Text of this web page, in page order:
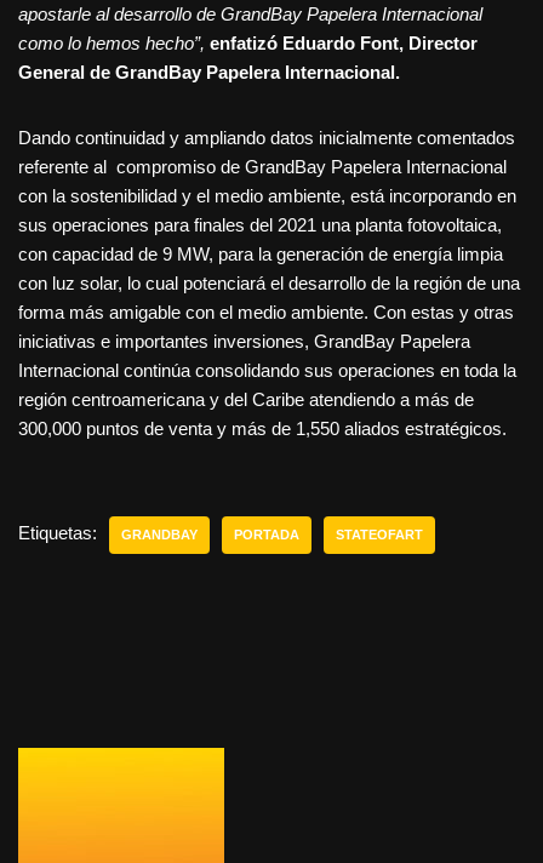
apostarle al desarrollo de GrandBay Papelera Internacional
como lo hemos hecho”, enfatizó Eduardo Font, Director
General de GrandBay Papelera Internacional.
Dando continuidad y ampliando datos inicialmente comentados
referente al compromiso de GrandBay Papelera Internacional
con la sostenibilidad y el medio ambiente, está incorporando en
sus operaciones para finales del 2021 una planta fotovoltaica,
con capacidad de 9 MW, para la generación de energía limpia
con luz solar, lo cual potenciará el desarrollo de la región de una
forma más amigable con el medio ambiente. Con estas y otras
iniciativas e importantes inversiones, GrandBay Papelera
Internacional continúa consolidando sus operaciones en toda la
región centroamericana y del Caribe atendiendo a más de
300,000 puntos de venta y más de 1,550 aliados estratégicos.
Etiquetas: GRANDBAY PORTADA STATEOFART